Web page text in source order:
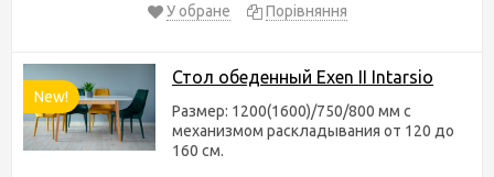
У обране
Порівняння
New!
Стол обеденный Exen II Intarsio
Размер: 1200(1600)/750/800 мм с
механизмом раскладывания от 120 до
160 см.